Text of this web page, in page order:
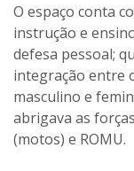
O espaço conta
instrução e
defesa pessoal;
integração entre
masculino e
abrigava as
(motos) e ROMU.